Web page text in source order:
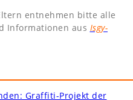
entnehmen bitte alle
Informationen aus Isgy-
Graffiti-Projekt der